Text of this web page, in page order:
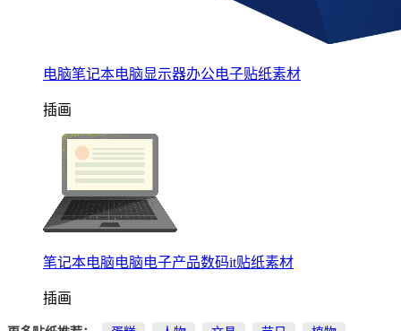
电脑笔记本电脑显示器办公电子贴纸素材
插画
笔记本电脑电脑电子产品数码it贴纸素材
插画